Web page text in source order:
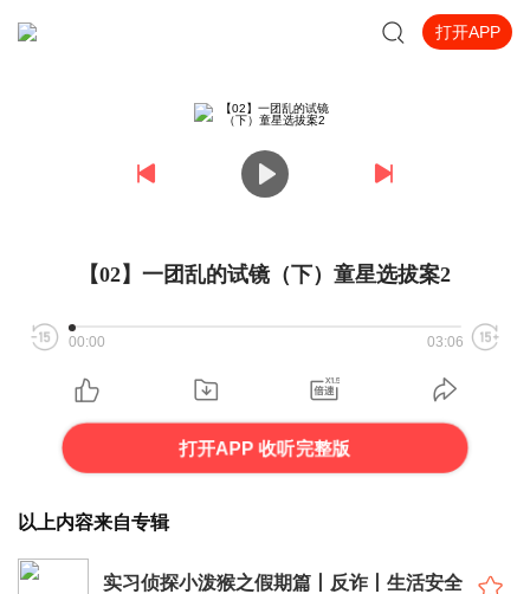
打开APP
【02】一团乱的试镜（下）童星选拔案2
00:00 03:06
打开APP 收听完整版
以上内容来自专辑
实习侦探小泼猴之假期篇丨反诈丨生活安全